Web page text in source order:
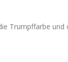
Trumpffarbe und